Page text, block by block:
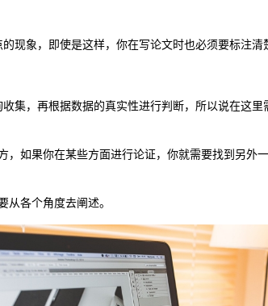
现象，即使是这样，你在写论文时也必须要标注清
集，再根据数据的真实性进行判断，所以说在这
如果你在某些方面进行论证，你就需要找到另
从各个角度去阐述。